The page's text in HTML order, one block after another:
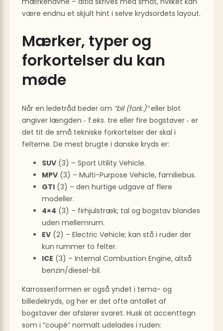
være endnu et skjult hint i selve krydsordets layout.
Mærker, typer og
forkortelser du kan
møde
Når en ledetråd beder om ”bil (fork.)”eller blot
angiver længden ‑ f.eks. tre eller fire bogstaver ‑ er
det tit de små tekniske forkortelser der skal i
felterne. De mest brugte i danske kryds er:
SUV (3) – Sport Utility Vehicle.
MPV (3) – Multi-Purpose Vehicle, familiebus.
GTI (3) – den hurtige udgave af flere
modeller.
4×4 (3) – firhjulstræk; tal og bogstav blandes
uden mellemrum.
EV (2) – Electric Vehicle; kan stå i ruder der
kun rummer to felter.
ICE (3) – Internal Combustion Engine, altså
benzin/diesel-bil.
Karrosseriformen er også yndet i tema- og
billedekryds, og her er det ofte antallet af
bogstaver der afslører svaret. Husk at accenttegn
som i ”coupé” normalt udelades i ruden: